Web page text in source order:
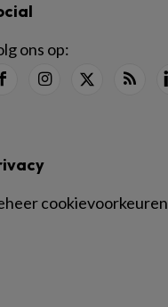
ons op:
cookievoorkeuren